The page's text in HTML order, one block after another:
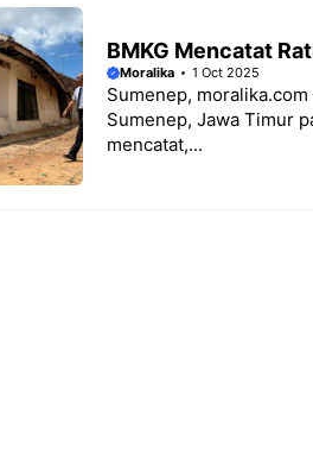
BMKG Mencatat
Moralika 1 Oct 2025
Sumenep,
Sumenep, Jawa Timur
mencatat,...